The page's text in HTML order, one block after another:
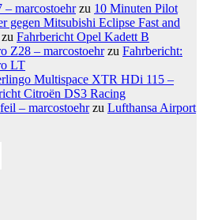
– marcostoehrzu 10 Minuten Pilot
gegen Mitsubishi Eclipse Fast and
Fahrbericht Opel Kadett B
Z28 – marcostoehrzu Fahrbericht:
LT
Multispace XTR HDi 115 –
Citroën DS3 Racing
– marcostoehrzu Lufthansa Airport